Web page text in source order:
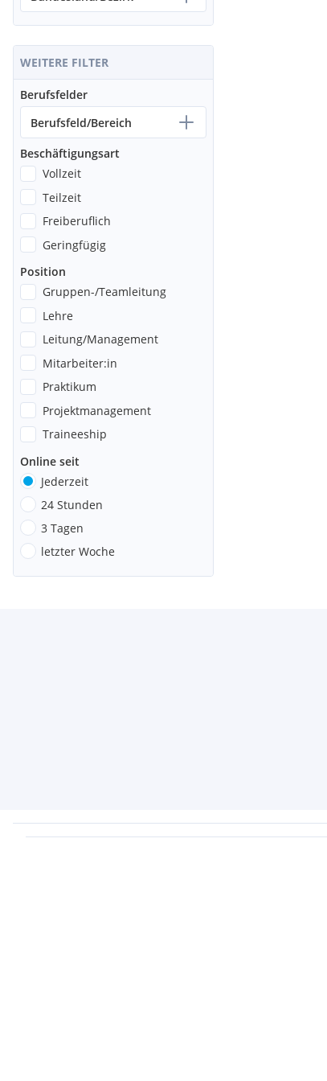
Tel.: +43 316 787-0, Fax: +43 316 787-400 Website:
KontaktUnternehmenssprecher
Dr. Markus Tomaschitz
E-Mail: markus.tomaschitz@avl.com, press@avl.com
WEITERE FILTER
Berufsfelder
Berufsfeld/Bereich
Beschäftigungsart
Vollzeit
Teilzeit
Freiberuflich
Geringfügig
Position
Gruppen-/Teamleitung
Lehre
Leitung/Management
Mitarbeiter:in
Praktikum
Projektmanagement
Traineeship
Online seit
Jederzeit
24 Stunden
3 Tagen
letzter Woche